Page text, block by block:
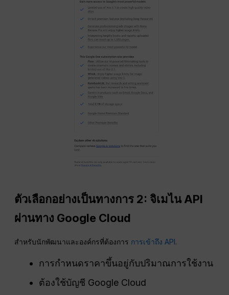
ตัวเลือกอย่างเป็นทางการ 2: จิเมไนAPI
ผ่านทาง Google Cloud
สำหรับนักพัฒนาและองค์กรที่ต้องการ การเข้าถึง API.
การกำหนดราคาขึ้นอยู่กับปริมาณการใช้งาน
ต้องใช้บัญชี Google Cloud